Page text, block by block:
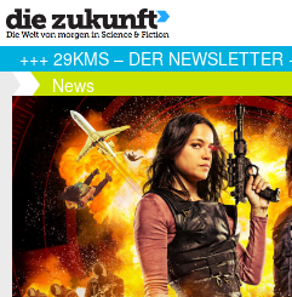
+++ 29KMS – DER
News